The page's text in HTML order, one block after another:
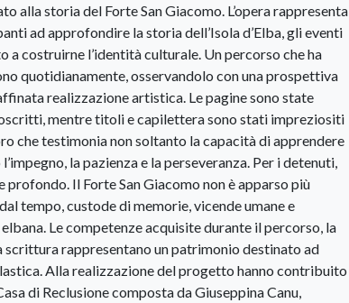
storia del Forte San Giacomo. L’opera rappresenta
ad approfondire la storia dell’Isola d’Elba, gli eventi
a costruirne l’identità culturale. Un percorso che ha
quotidianamente, osservandolo con una prospettiva
realizzazione artistica. Le pagine sono state
mentre titoli e capilettera sono stati impreziositi
che testimonia non soltanto la capacità di apprendere
la pazienza e la perseveranza. Per i detenuti,
Il Forte San Giacomo non è apparso più
tempo, custode di memorie, vicende umane e
Le competenze acquisite durante il percorso, la
rappresentano un patrimonio destinato ad
Alla realizzazione del progetto hanno contribuito
di Reclusione composta da Giuseppina Canu,